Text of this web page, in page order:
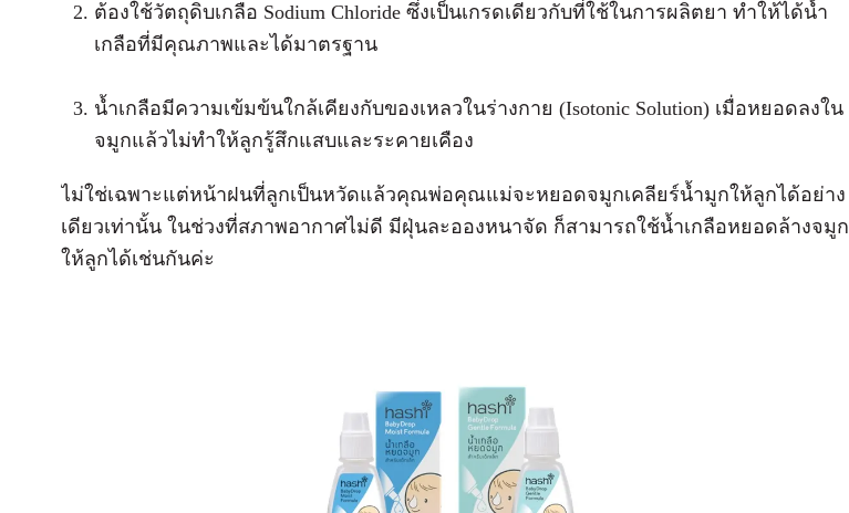
ต้องใช้วัตถุดิบเกลือ Sodium Chloride ซึ่งเป็นเกรดเดียวกับที่ใช้ในการผลิตยา ทำให้ได้น้ำ
เกลือที่มีคุณภาพและได้มาตรฐาน
น้ำเกลือมีความเข้มข้นใกล้เคียงกับของเหลวในร่างกาย (Isotonic Solution) เมื่อหยอดลงใน
จมูกแล้วไม่ทำให้ลูกรู้สึกแสบและระคายเคือง
ไม่ใช่เฉพาะแต่หน้าฝนที่ลูกเป็นหวัดแล้วคุณพ่อคุณแม่จะหยอดจมูกเคลียร์น้ำมูกให้ลูกได้อย่าง
เดียวเท่านั้น ในช่วงที่สภาพอากาศไม่ดี มีฝุ่นละอองหนาจัด ก็สามารถใช้น้ำเกลือหยอดล้างจมูก
ให้ลูกได้เช่นกันค่ะ